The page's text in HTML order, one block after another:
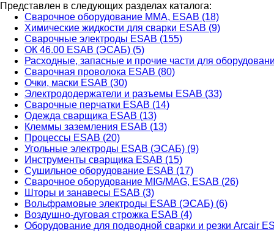
Представлен в следующих разделах каталога:
Сварочное оборудование ММА, ESAB (18)
Химические жидкости для сварки ESAB (9)
Сварочные электроды ESAB (155)
ОК 46.00 ESAB (ЭСАБ) (5)
Расходные, запасные и прочие части для
Сварочная проволока ESAB (80)
Очки, маски ESAB (30)
Электрододержатели и разъемы ESAB (33)
Сварочные перчатки ESAB (14)
Одежда сварщика ESAB (13)
Клеммы заземления ESAB (13)
Процессы ESAB (20)
Угольные электроды ESAB (ЭСАБ) (9)
Инструменты сварщика ESAB (15)
Сушильное оборудование ESAB (17)
Сварочное оборудование MIG/MAG, ESAB (26)
Шторы и занавесы ESAB (3)
Вольфрамовые электроды ESAB (ЭСАБ) (6)
Воздушно-дуговая строжка ESAB (4)
Оборудование для подводной сварки и резки Arcair